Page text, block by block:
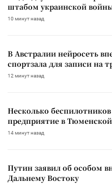
штабом украинской
10 минут назад
В Австралии нейросеть
спортзала для записи на
12 минут назад
Несколько
предприятие в
14 минут назад
Путин заявил об особом
Дальнему Востоку